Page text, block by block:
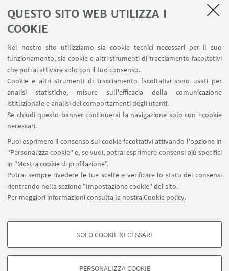
QUESTO SITO WEB UTILIZZA I
COOKIE
Nel nostro sito utilizziamo sia cookie tecnici necessari per il suo
funzionamento, sia cookie e altri strumenti di tracciamento facoltativi
che potrai attivare solo con il tuo consenso.
Cookie e altri strumenti di tracciamento facoltativi sono usati per
analisi statistiche, misure sull'efficacia della comunicazione
istituzionale e analisi dei comportamenti degli utenti.
Se chiudi questo banner continuerai la navigazione solo con i cookie
necessari.
Puoi esprimere il consenso sui cookie facoltativi attivando l'opzione in
"Personalizza cookie" e, se vuoi, potrai esprimere consensi più specifici
in "Mostra cookie di profilazione".
Potrai sempre rivedere le tue scelte e verificare lo stato dei consensi
rientrando nella sezione "Impostazione cookie" del sito.
Per maggiori informazioniconsulta la nostra Cookie policy.
COOKIE DI PROFILAZIONE - FACOLTATIVI
SOLO COOKIE NECESSARI
PERSONALIZZA COOKIE